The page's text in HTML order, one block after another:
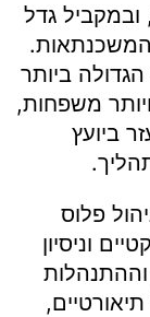
גדל
המשכנתאות.
ביותר
משפחות,
ביועץ
פלוס
וניסיון